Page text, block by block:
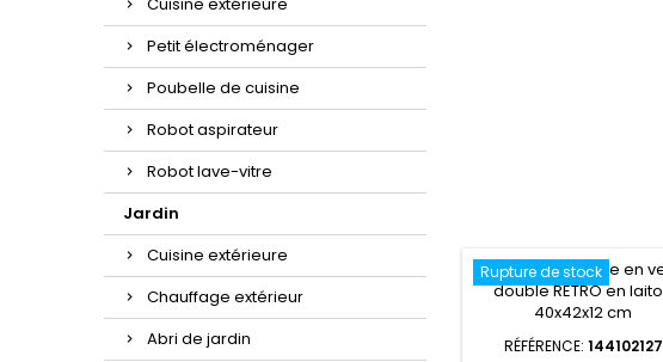
Petit électroménager
Poubelle de cuisine
Robot aspirateur
Robot lave-vitre
Jardin
Cuisine extérieure
Chauffage extérieur
Abri de jardin
Rupture de stock
RÉFÉRENCE: 144102127